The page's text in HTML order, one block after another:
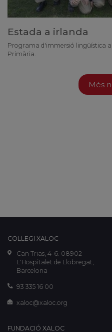
Estada a irlanda
Programa d'immersió lingüística
Primària.
Més
COL·LEGI XALOC
Can Trias, 4-6. 08902
L'Hospitalet de Llobregat,
Barcelona
93 335 16 00
xaloc@xaloc.org
FUNDACIÓ XALOC